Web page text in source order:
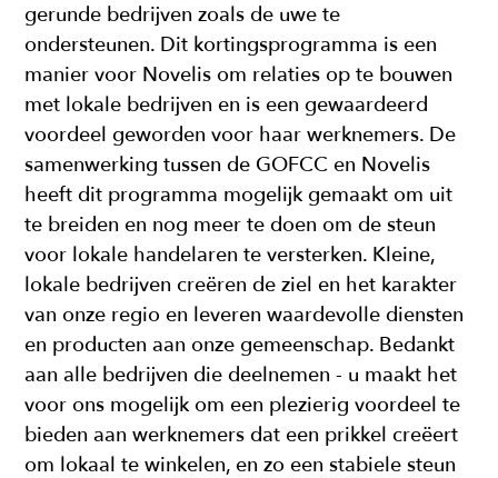
gerunde bedrijven zoals de uwe te
ondersteunen. Dit kortingsprogramma is een
manier voor Novelis om relaties op te bouwen
met lokale bedrijven en is een gewaardeerd
voordeel geworden voor haar werknemers. De
samenwerking tussen de GOFCC en Novelis
heeft dit programma mogelijk gemaakt om uit
te breiden en nog meer te doen om de steun
voor lokale handelaren te versterken. Kleine,
lokale bedrijven creëren de ziel en het karakter
van onze regio en leveren waardevolle diensten
en producten aan onze gemeenschap. Bedankt
aan alle bedrijven die deelnemen - u maakt het
voor ons mogelijk om een plezierig voordeel te
bieden aan werknemers dat een prikkel creëert
om lokaal te winkelen, en zo een stabiele steun